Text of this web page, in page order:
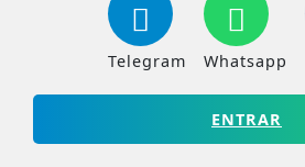
Telegram Whatsapp
ENTRAR